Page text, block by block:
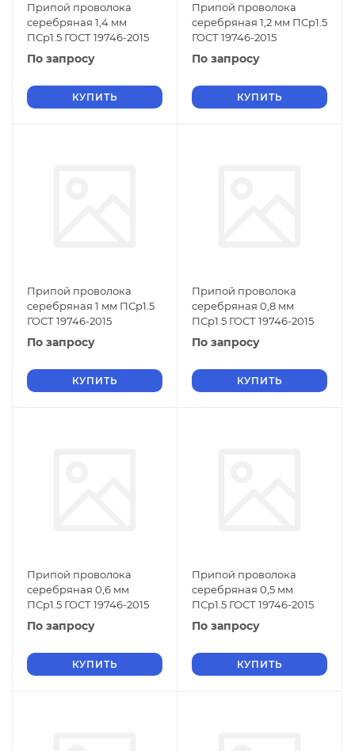
Припой проволока
серебряная 1,4 мм
ПСр1.5 ГОСТ 19746-2015
По запросу
КУПИТЬ
Припой проволока
серебряная 1,2 мм ПСр1.5
ГОСТ 19746-2015
По запросу
КУПИТЬ
Припой проволока
серебряная 1 мм ПСр1.5
ГОСТ 19746-2015
По запросу
КУПИТЬ
Припой проволока
серебряная 0,8 мм
ПСр1.5 ГОСТ 19746-2015
По запросу
КУПИТЬ
Припой проволока
серебряная 0,6 мм
ПСр1.5 ГОСТ 19746-2015
По запросу
КУПИТЬ
Припой проволока
серебряная 0,5 мм
ПСр1.5 ГОСТ 19746-2015
По запросу
КУПИТЬ